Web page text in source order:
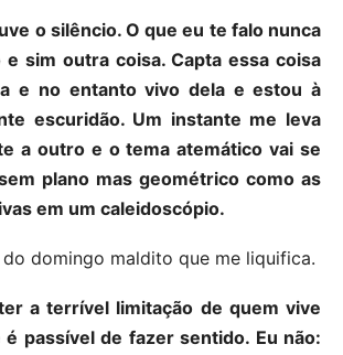
o silêncio. O que eu te falo nunca
sim outra coisa. Capta essa coisa
e no entanto vivo dela e estou à
escuridão. Um instante me leva
a outro e o tema atemático vai se
plano mas geométrico como as
em um caleidoscópio.
domingo maldito que me liquifica.
a terrível limitação de quem vive
é passível de fazer sentido. Eu não: